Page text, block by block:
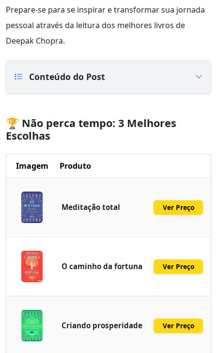
Prepare-se para se inspirar e transformar sua jornada
pessoal através da leitura dos melhores livros de
Deepak Chopra.
Conteúdo do Post
🏆 Não perca tempo: 3 Melhores
Escolhas
Imagem Produto
Meditação total Ver Preço
O caminho da fortuna Ver Preço
Criando prosperidade Ver Preço